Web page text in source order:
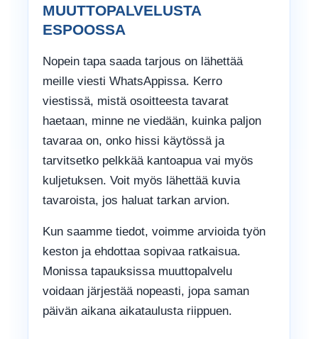
MUUTTOPALVELUSTA
ESPOOSSA
Nopein tapa saada tarjous on lähettää
meille viesti WhatsAppissa. Kerro
viestissä, mistä osoitteesta tavarat
haetaan, minne ne viedään, kuinka paljon
tavaraa on, onko hissi käytössä ja
tarvitsetko pelkkää kantoapua vai myös
kuljetuksen. Voit myös lähettää kuvia
tavaroista, jos haluat tarkan arvion.
Kun saamme tiedot, voimme arvioida työn
keston ja ehdottaa sopivaa ratkaisua.
Monissa tapauksissa muuttopalvelu
voidaan järjestää nopeasti, jopa saman
päivän aikana aikataulusta riippuen.